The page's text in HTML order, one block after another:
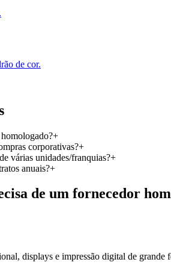
de cor.
+
corporativas?+
várias unidades/franquias?+
anuais?+
de um fornecedor
displays e impressão digital de